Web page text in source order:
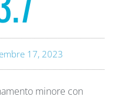
17, 2023
minore con